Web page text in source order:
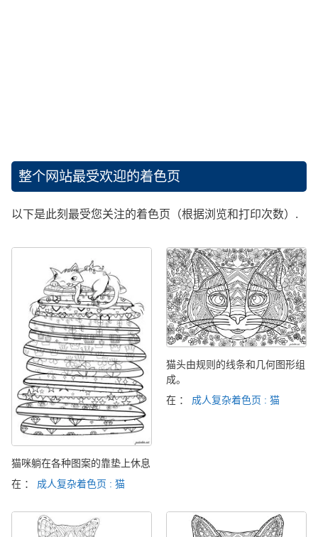
整个网站最受欢迎的着色页
以下是此刻最受您关注的着色页（根据浏览和打印次数）.
猫咪躺在各种图案的靠垫上休息
在 ： 成人复杂着色页 : 猫
猫头由规则的线条和几何图形组
成。
在 ： 成人复杂着色页 : 猫